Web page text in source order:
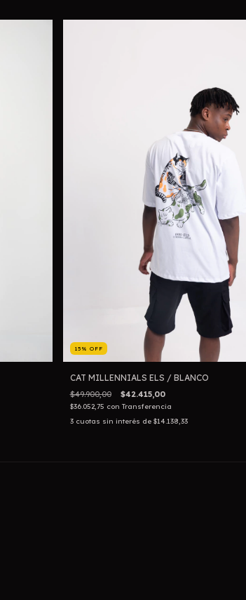
15 % OFF
CAT MILLENNIALS ELS / BLANCO
$49.900,00 $42.415,00
$36.052,75 con Transferencia
3 cuotas sin interés de $14.138,33